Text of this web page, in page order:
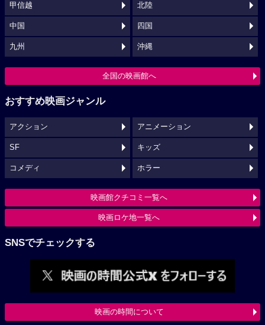
甲信越 北陸
中国 四国
九州 沖縄
全国の映画館へ
おすすめ映画ジャンル
アクション アニメーション
SF キッズ
コメディ ホラー
映画館クチコミ一覧へ
映画ロケ地一覧へ
SNSでチェックする
映画の時間について